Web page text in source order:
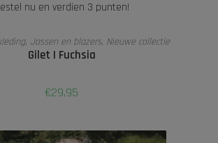
nu en verdien 3 punten!
TOEVOEGEN AAN WINKELWAGEN
, Jassen en blazers, Nieuwe collectie
Gilet | Fuchsia
€29,95